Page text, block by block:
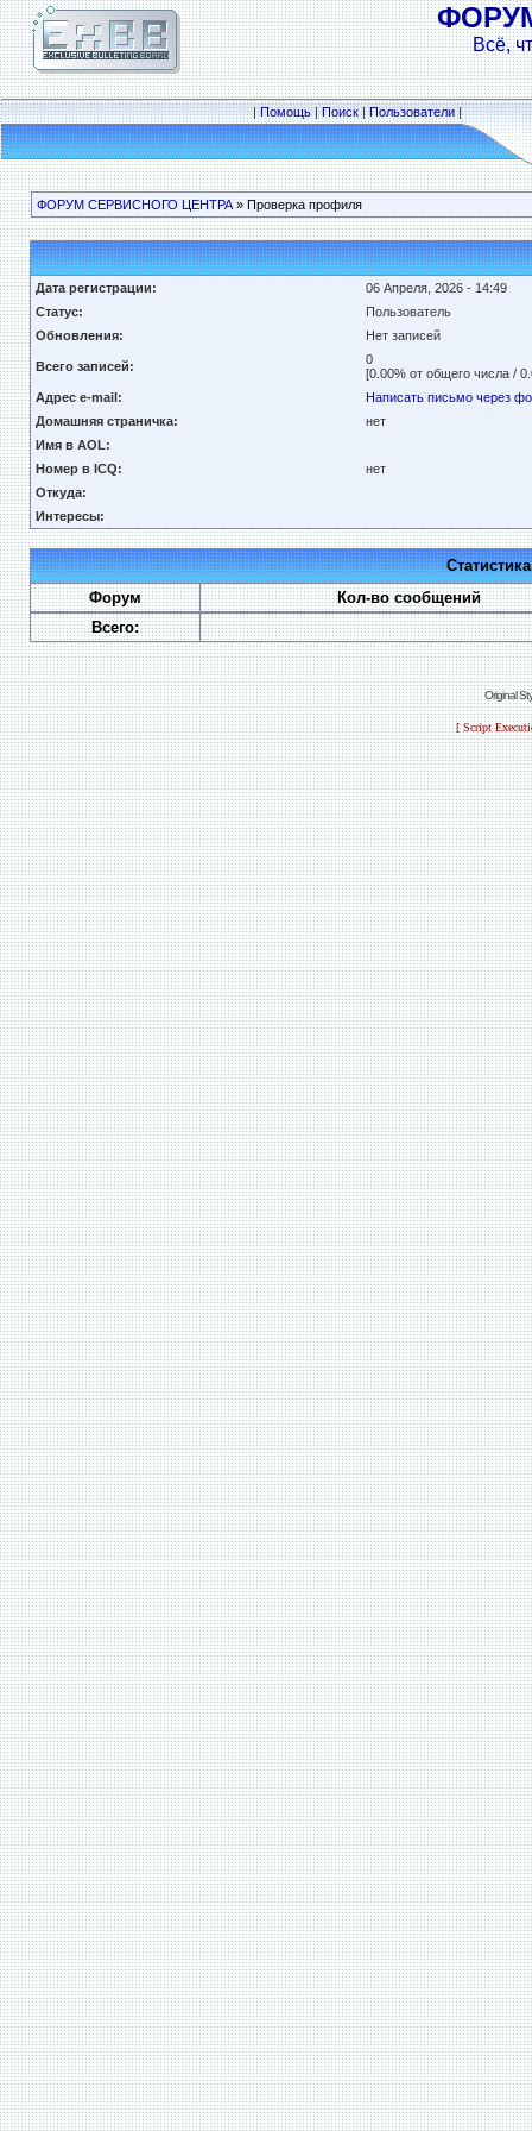
Всё,
|Помощь|Поиск|Пользователи|
ФОРУМ СЕРВИСНОГО ЦЕНТРА» Проверка профиля
Дата регистрации:
06 Апреля, 2026 - 14:49
Статус:
Пользователь
Обновления:
Нет записей
Всего записей:
0
[0.00% от общего числа /
Адрес e-mail:
Написать письмо через
Домашняя страничка:
нет
Имя в AOL:
Номер в ICQ:
нет
Откуда:
Интересы:
Форум
Кол-во сообщений
Всего:
Original
[ Script